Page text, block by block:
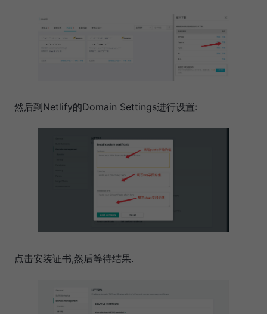
然后到Netlify的Domain Settings进行设置:
点击安装证书,然后等待结果.